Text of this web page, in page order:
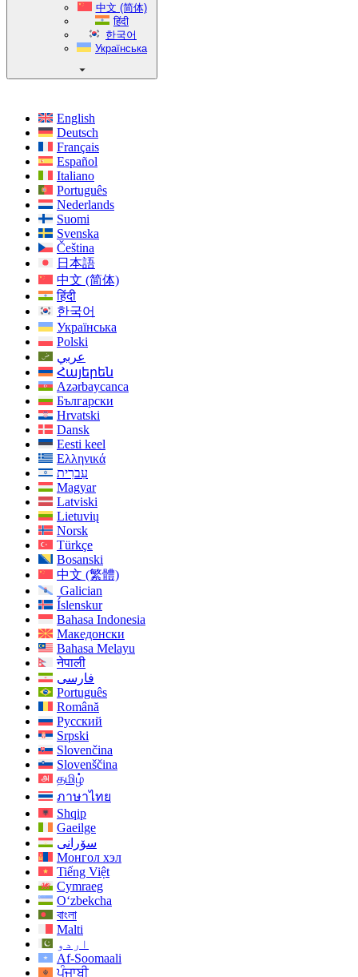
中文 (简体)
हिंदी
한국어
Українська
English
Deutsch
Français
Español
Italiano
Português
Nederlands
Suomi
Svenska
Čeština
日本語
中文 (简体)
हिंदी
한국어
Українська
Polski
عربي
Հայերեն
Azərbaycanca
Български
Hrvatski
Dansk
Eesti keel
Ελληνικά
עִברִית
Magyar
Latviski
Lietuvių
Norsk
Türkçe
Bosanski
中文 (繁體)
Galician
Íslenskur
Bahasa Indonesia
Македонски
Bahasa Melayu
नेपाली
فارسی
Português
Română
Русский
Srpski
Slovenčina
Slovenščina
தமிழ்
ภาษาไทย
Shqip
Gaeilge
سۆرانی
Монгол хэл
Tiếng Việt
Cymraeg
O‘zbekcha
বাংলা
Malti
اردو
Af-Soomaali
ਪੰਜਾਬੀ